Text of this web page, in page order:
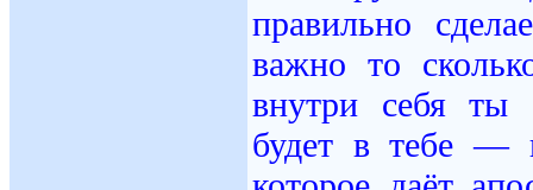
правильно
важно то
внутри себя ты
будет в тебе —